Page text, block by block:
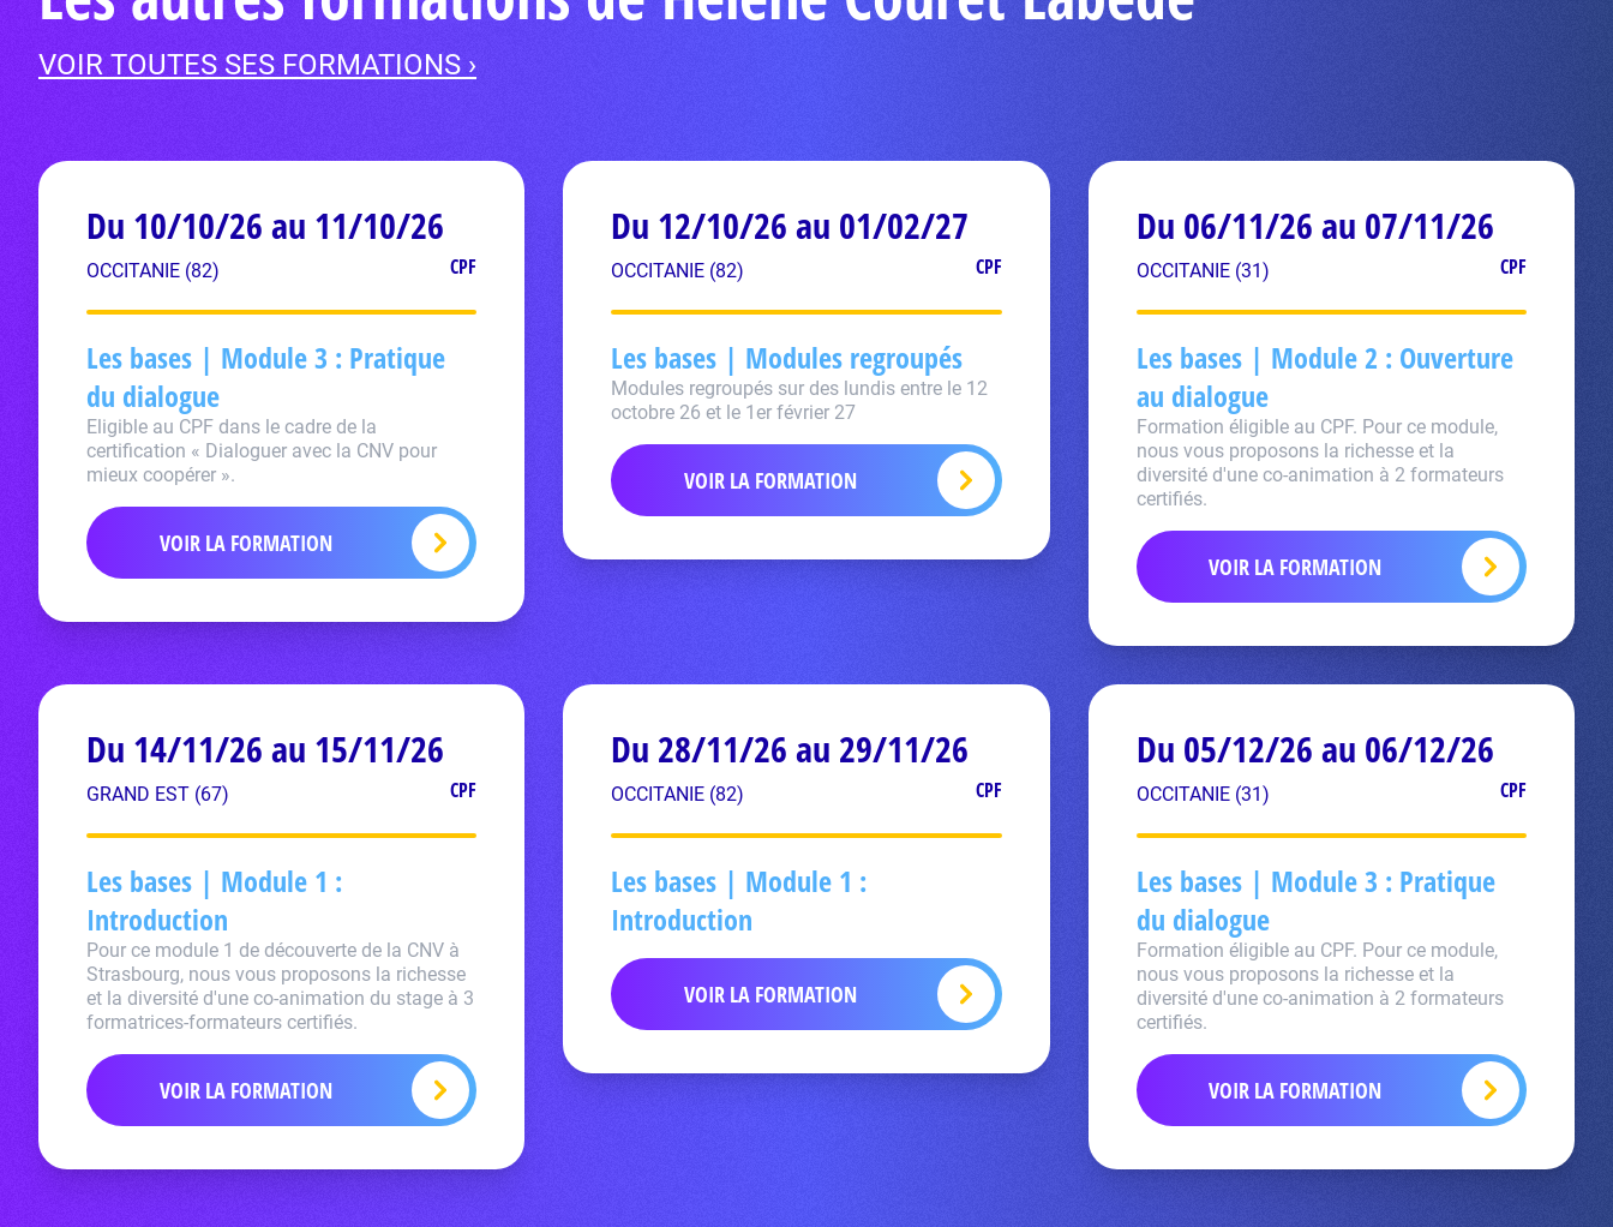
VOIR TOUTES SES FORMATIONS ›
Du 10/10/26 au 11/10/26
OCCITANIE (82) CPF
Les bases | Module 3 : Pratique
du dialogue
Eligible au CPF dans le cadre de la
certification « Dialoguer avec la CNV pour
mieux coopérer ».
VOIR LA FORMATION
Du 12/10/26 au 01/02/27
OCCITANIE (82) CPF
Les bases | Modules regroupés
Modules regroupés sur des lundis entre le 12
octobre 26 et le 1er février 27
VOIR LA FORMATION
Du 06/11/26 au 07/11/26
OCCITANIE (31) CPF
Les bases | Module 2 : Ouverture
au dialogue
Formation éligible au CPF. Pour ce module,
nous vous proposons la richesse et la
diversité d'une co-animation à 2 formateurs
certifiés.
VOIR LA FORMATION
Du 14/11/26 au 15/11/26
GRAND EST (67) CPF
Les bases | Module 1 :
Introduction
Pour ce module 1 de découverte de la CNV à
Strasbourg, nous vous proposons la richesse
et la diversité d'une co-animation du stage à 3
formatrices-formateurs certifiés.
VOIR LA FORMATION
Du 28/11/26 au 29/11/26
OCCITANIE (82) CPF
Les bases | Module 1 :
Introduction
VOIR LA FORMATION
Du 05/12/26 au 06/12/26
OCCITANIE (31) CPF
Les bases | Module 3 : Pratique
du dialogue
Formation éligible au CPF. Pour ce module,
nous vous proposons la richesse et la
diversité d'une co-animation à 2 formateurs
certifiés.
VOIR LA FORMATION